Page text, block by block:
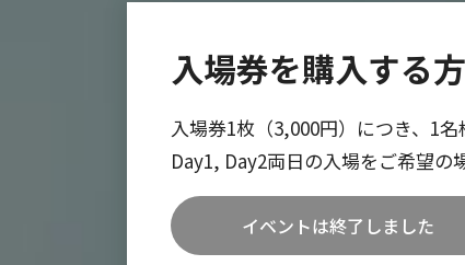
入場券を購入する
入場券1枚（3,000円）につき、1名
Day1, Day2両日の入場をご希望の
イベントは終了しました